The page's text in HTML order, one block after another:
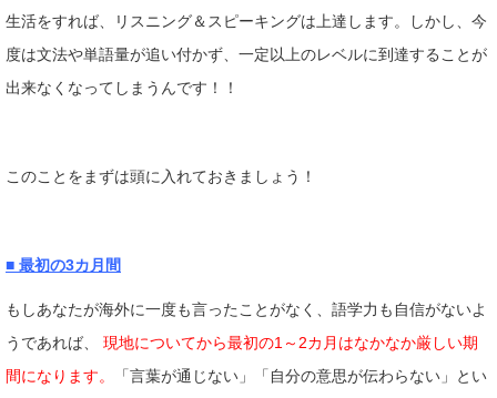
生活をすれば、リスニング＆スピーキングは上達します。しかし、今
度は文法や単語量が追い付かず、一定以上のレベルに到達することが
出来なくなってしまうんです！！
このことをまずは頭に入れておきましょう！
■ 最初の3カ月間
もしあなたが海外に一度も言ったことがなく、語学力も自信がないよ
うであれば、 現地についてから最初の1～2カ月はなかなか厳しい期
間になります。
「言葉が通じない」「自分の意思が伝わらない」とい